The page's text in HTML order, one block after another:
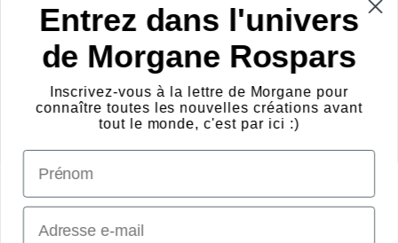
Charity ❤︎
À propos
Presse
Frais de port
Contact
Entrez dans l'univers
de Morgane Rospars
Inscrivez-vous à la lettre de Morgane pour
connaître toutes les nouvelles créations avant
tout le monde, c'est par ici :)
prénom
Email